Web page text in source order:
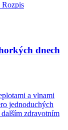
Rozpis
dnech
a vlnami
jednoduchých
zdravotním